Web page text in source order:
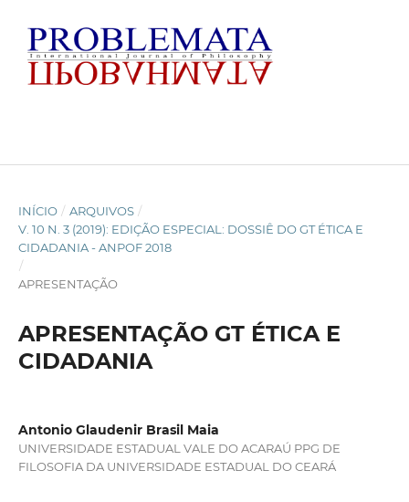
INÍCIO / ARQUIVOS /
V. 10 N. 3 (2019): EDIÇÃO ESPECIAL: DOSSIÊ DO GT ÉTICA E
CIDADANIA - ANPOF 2018
/
APRESENTAÇÃO
APRESENTAÇÃO GT ÉTICA E
CIDADANIA
Antonio Glaudenir Brasil Maia
UNIVERSIDADE ESTADUAL VALE DO ACARAÚ PPG DE
FILOSOFIA DA UNIVERSIDADE ESTADUAL DO CEARÁ